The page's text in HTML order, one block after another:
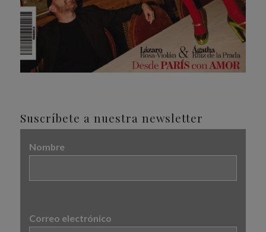
Suscríbete a nuestra newsletter
Nombre
Correo electrónico